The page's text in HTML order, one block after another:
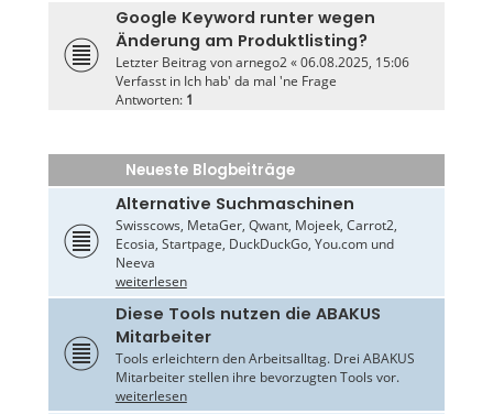
Google Keyword runter wegen
Änderung am Produktlisting?
Letzter Beitrag vonarnego2«06.08.2025, 15:06
Verfasst in Ich hab' da mal 'ne Frage
Antworten: 1
Neueste Blogbeiträge
Alternative Suchmaschinen
Swisscows, MetaGer, Qwant, Mojeek, Carrot2,
Ecosia, Startpage, DuckDuckGo, You.com und
Neeva
weiterlesen
Diese Tools nutzen die ABAKUS
Mitarbeiter
Tools erleichtern den Arbeitsalltag. Drei ABAKUS
Mitarbeiter stellen ihre bevorzugten Tools vor.
weiterlesen